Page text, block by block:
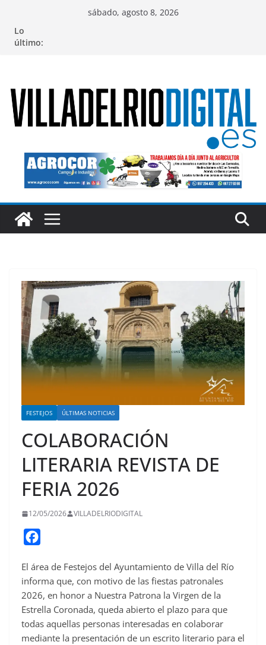
contenido
sábado, agosto 8, 2026
Lo
último:
FESTEJOS ÚLTIMAS NOTICIAS
COLABORACIÓN
LITERARIA REVISTA DE
FERIA 2026
12/05/2026 VILLADELRIODIGITAL
c
e
b
o
o
El área de Festejos del Ayuntamiento de Villa del Río
informa que, con motivo de las fiestas patronales
2026, en honor a Nuestra Patrona la Virgen de la
Estrella Coronada, queda abierto el plazo para que
todas aquellas personas interesadas en colaborar
mediante la presentación de un escrito literario para el